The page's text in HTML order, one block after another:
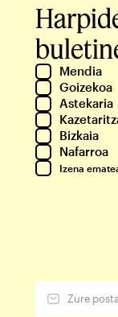
Mendia
Goizekoa
Astekaria
Bizkaia
Nafarroa
Izena